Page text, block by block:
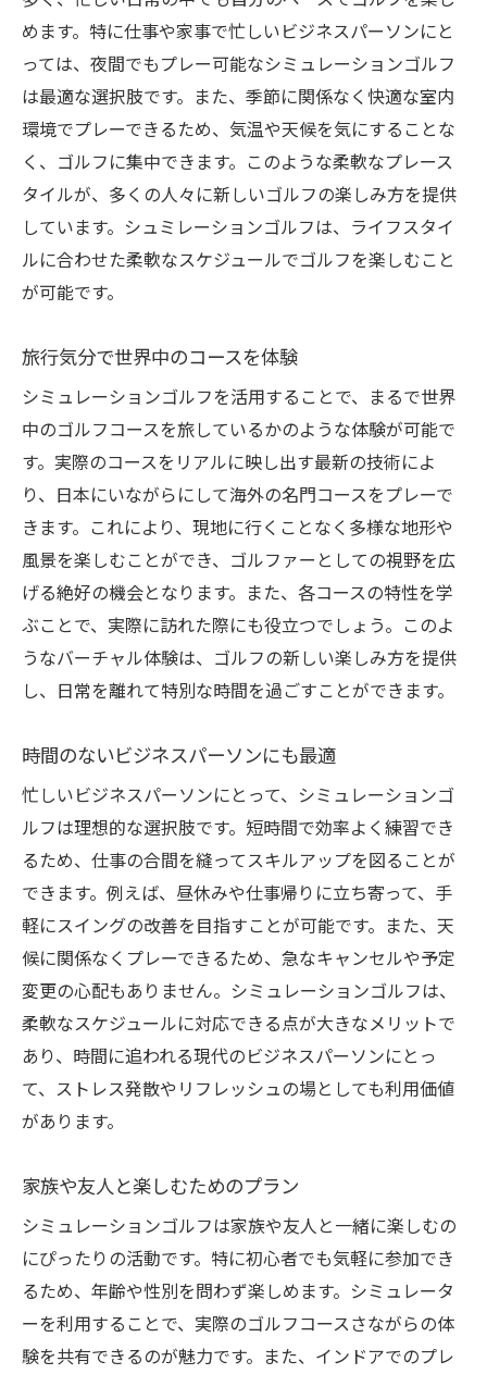
めます。特に仕事や家事で忙しいビジネスパーソンにと
っては、夜間でもプレー可能なシミュレーションゴルフ
は最適な選択肢です。また、季節に関係なく快適な室内
環境でプレーできるため、気温や天候を気にすることな
く、ゴルフに集中できます。このような柔軟なプレース
タイルが、多くの人々に新しいゴルフの楽しみ方を提供
しています。シュミレーションゴルフは、ライフスタイ
ルに合わせた柔軟なスケジュールでゴルフを楽しむこと
が可能です。
旅行気分で世界中のコースを体験
シミュレーションゴルフを活用することで、まるで世界
中のゴルフコースを旅しているかのような体験が可能で
す。実際のコースをリアルに映し出す最新の技術によ
り、日本にいながらにして海外の名門コースをプレーで
きます。これにより、現地に行くことなく多様な地形や
風景を楽しむことができ、ゴルファーとしての視野を広
げる絶好の機会となります。また、各コースの特性を学
ぶことで、実際に訪れた際にも役立つでしょう。このよ
うなバーチャル体験は、ゴルフの新しい楽しみ方を提供
し、日常を離れて特別な時間を過ごすことができます。
時間のないビジネスパーソンにも最適
忙しいビジネスパーソンにとって、シミュレーションゴ
ルフは理想的な選択肢です。短時間で効率よく練習でき
るため、仕事の合間を縫ってスキルアップを図ることが
できます。例えば、昼休みや仕事帰りに立ち寄って、手
軽にスイングの改善を目指すことが可能です。また、天
候に関係なくプレーできるため、急なキャンセルや予定
変更の心配もありません。シミュレーションゴルフは、
柔軟なスケジュールに対応できる点が大きなメリットで
あり、時間に追われる現代のビジネスパーソンにとっ
て、ストレス発散やリフレッシュの場としても利用価値
があります。
家族や友人と楽しむためのプラン
シミュレーションゴルフは家族や友人と一緒に楽しむの
にぴったりの活動です。特に初心者でも気軽に参加でき
るため、年齢や性別を問わず楽しめます。シミュレータ
ーを利用することで、実際のゴルフコースさながらの体
験を共有できるのが魅力です。また、インドアでのプレ